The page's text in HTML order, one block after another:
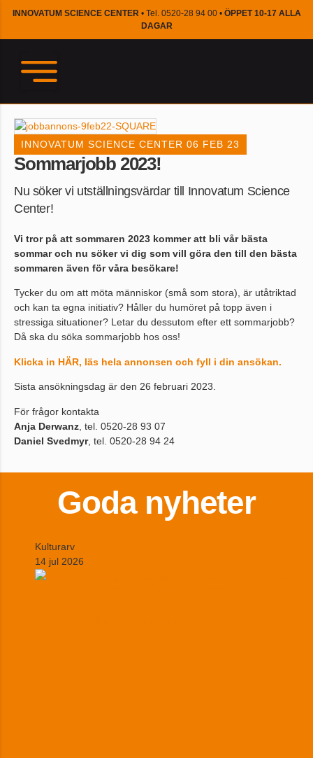
INNOVATUM SCIENCE CENTER• Tel. 0520-28 94 00 • ÖPPET 10-17 ALLA
DAGAR
INNOVATUM SCIENCE CENTER 06 FEB 23
Sommarjobb 2023!
Nu söker vi utställningsvärdar till Innovatum Science
Center!
Vi tror på att sommaren 2023 kommer att bli vår bästa
sommar och nu söker vi dig som vill göra den till den bästa
sommaren även för våra besökare!
Tycker du om att möta människor (små som stora), är utåtriktad
och kan ta egna initiativ? Håller du humöret på topp även i
stressiga situationer? Letar du dessutom efter ett sommarjobb?
Då ska du söka sommarjobb hos oss!
Klicka in HÄR, läs hela annonsen och fyll i din ansökan.
Sista ansökningsdag är den 26 februari 2023.
För frågor kontakta
Anja Derwanz , tel. 0520-28 93 07
Daniel Svedmyr, tel. 0520-28 94 24
Goda nyheter
Kulturarv
14 jul 2026